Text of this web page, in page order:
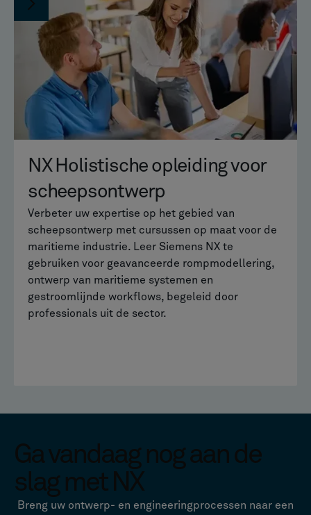
NX Holistische opleiding voor
scheepsontwerp
Verbeter uw expertise op het gebied van
scheepsontwerp met cursussen op maat voor de
maritieme industrie. Leer Siemens NX te
gebruiken voor geavanceerde rompmodellering,
ontwerp van maritieme systemen en
gestroomlijnde workflows, begeleid door
professionals uit de sector.
Ga vandaag nog aan de
slag met NX
Breng uw ontwerp- en engineeringprocessen naar een